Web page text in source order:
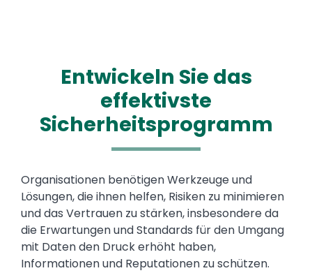
Entwickeln Sie das
effektivste
Sicherheitsprogramm
Organisationen benötigen Werkzeuge und
Lösungen, die ihnen helfen, Risiken zu minimieren
und das Vertrauen zu stärken, insbesondere da
die Erwartungen und Standards für den Umgang
mit Daten den Druck erhöht haben,
Informationen und Reputationen zu schützen.